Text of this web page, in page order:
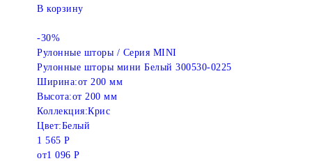
В корзину
-30%
Рулонные шторы / Серия MINI
Рулонные шторы мини Белый 300530-0225
Ширина:от 200 мм
Высота:от 200 мм
Коллекция:Крис
Цвет:Белый
1 565 Р
от1 096 Р